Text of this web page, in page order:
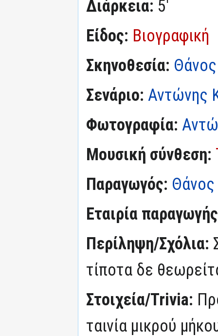
Διάρκεια: 5'
Είδος: Βιογραφική
Σκηνοθεσία:
Σενάριο: Αντώνης
Φωτογραφία:
Μουσική σύνθεση:
Παραγωγός: Θάνος
Εταιρία
Περίληψη/Σχόλια:
τίποτα δε
Στοιχεία/Trivia:
ταινία μικρού